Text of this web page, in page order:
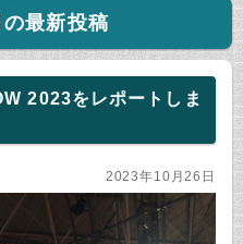
最新投稿
2023をレポートしま
2023年10月26日